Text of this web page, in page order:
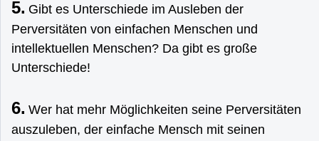
5. Gibt es Unterschiede im Ausleben der
Perversitäten von einfachen Menschen und
intellektuellen Menschen? Da gibt es große
Unterschiede!
6. Wer hat mehr Möglichkeiten seine Perversitäten
auszuleben, der einfache Mensch mit seinen